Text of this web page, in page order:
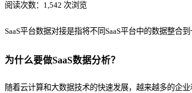
阅读次数：1,542 次浏览
SaaS平台数据对接是指将不同SaaS平台中的数据整合
为什么要做SaaS数据分析？
随着云计算和大数据技术的快速发展，越来越多的企